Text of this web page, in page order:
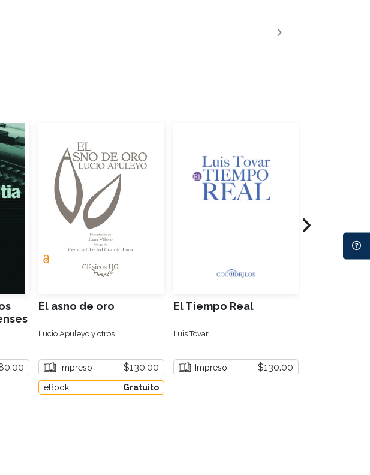
El asno de oro
Lucio Apuleyo y otros
Impreso $130.00
eBook Gratuito
El Tiempo Real
Luis Tovar
Impreso $130.00